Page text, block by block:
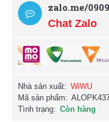
zalo.me/
Chat Zalo
Nhà sản xuất: WiWU
Mã sản phẩm:
Tình trạng: Còn hàng